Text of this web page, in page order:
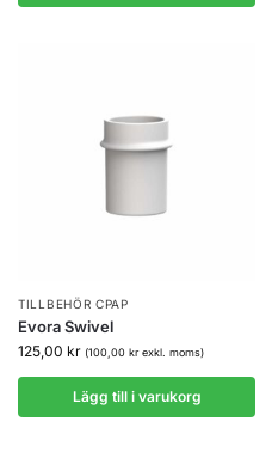
TILLBEHÖR CPAP
Evora Swivel
125,00 kr (100,00 krexkl. moms)
Lägg till i varukorg